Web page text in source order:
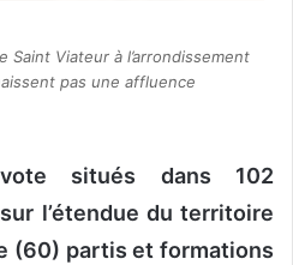
Saint Viateur à l’arrondissement
pas une affluence
situés dans 102
l’étendue du territoire
(60) partis et formations